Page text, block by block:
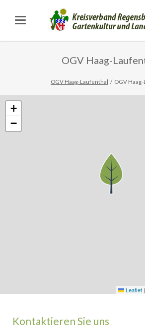
OGV Haag-
OGV Haag-Laufenthal OGV
+
−
Leaflet |
Kontaktieren Sie uns